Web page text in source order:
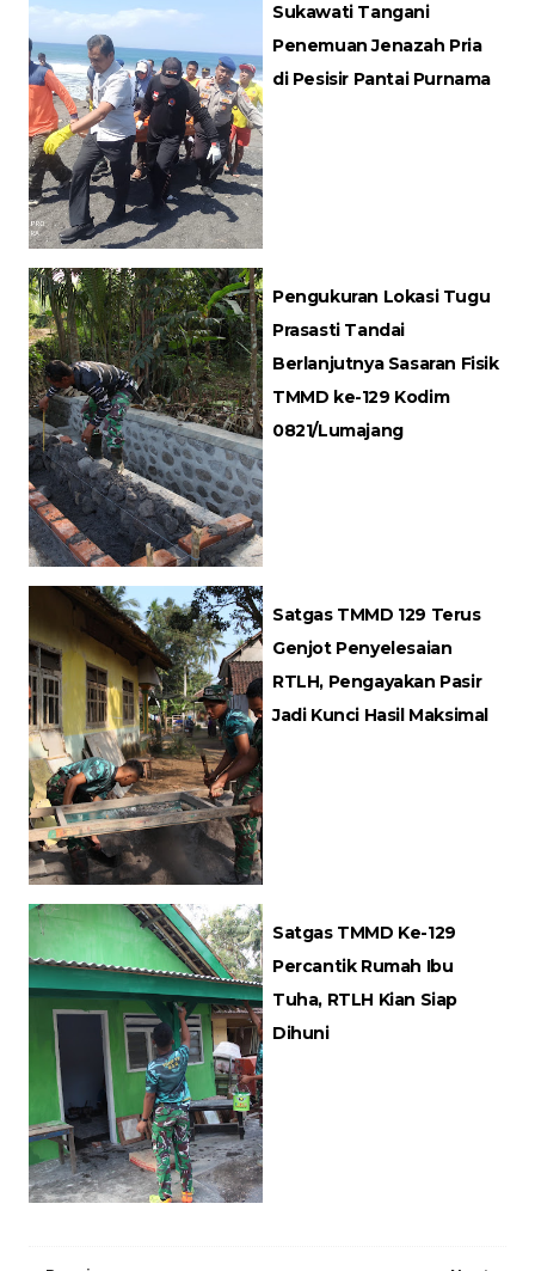
Sukawati Tangani
Penemuan Jenazah Pria
di Pesisir Pantai Purnama
Pengukuran Lokasi Tugu
Prasasti Tandai
Berlanjutnya Sasaran Fisik
TMMD ke-129 Kodim
0821/Lumajang
Satgas TMMD 129 Terus
Genjot Penyelesaian
RTLH, Pengayakan Pasir
Jadi Kunci Hasil Maksimal
Satgas TMMD Ke-129
Percantik Rumah Ibu
Tuha, RTLH Kian Siap
Dihuni